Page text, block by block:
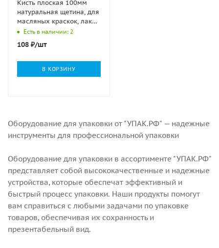
Кисть плоская 100мм
натуральная щетина, для
масляных краскок, лаков
СИБРТЕХ 1/1
Есть в наличии: 2
108 ₽/шт
В КОРЗИНУ
Оборудование для упаковки от "УПАК.РФ" — надежные
инструменты для профессиональной упаковки
Оборудование для упаковки в ассортименте "УПАК.РФ"
представляет собой высококачественные и надежные
устройства, которые обеспечат эффективный и
быстрый процесс упаковки. Наши продукты помогут
вам справиться с любыми задачами по упаковке
товаров, обеспечивая их сохранность и
презентабельный вид.